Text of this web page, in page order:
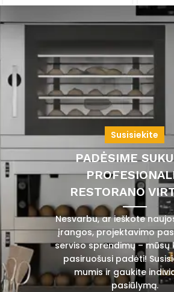
Susisiekite
PADĖSIME
RESTORANO
Nesvarbu, ar ieškote
įrangos, projektavimo
serviso sprendimų – mūsų
pasiruošusi padėti!
mumis ir gaukite
pasiūlymą.